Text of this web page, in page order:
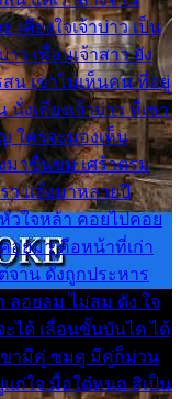
เคียงใจเจ้าบ่าว เป็น
ว เพื่อนเจ้าสาว ยัง
น เขาไม่เห็นคน ที่อยู่
นั่งเคียงเจ้าบ่าว ที่เขา
ใครจะมองเห็น
มาขื่นขม เศร้าตรม
า แล้งมาหลายปี
วใจหล้า คอยไปคอย
อยมา คือหน้าที่เก่า
จาน ดั่งถูกประหาร
ลอยลม ไม่สม ดัง ใจ
ได้ เลื่อนขั้นบันได ได้
ขามีคู่ ซมดู มีคู่ก็ม่วน
ก่ใจ มื้อใด๋หนอ สิเป็น